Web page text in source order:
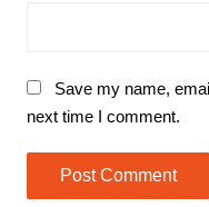
Save my name,
next time I comment.